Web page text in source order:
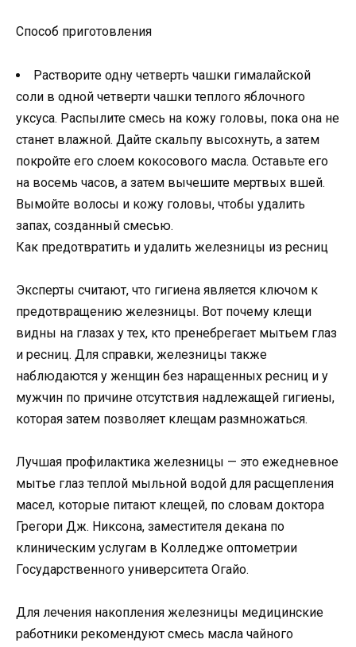
Способ приготовления
Растворите одну четверть чашки гималайской
соли в одной четверти чашки теплого яблочного
уксуса. Распылите смесь на кожу головы, пока она не
станет влажной. Дайте скальпу высохнуть, а затем
покройте его слоем кокосового масла. Оставьте его
на восемь часов, а затем вычешите мертвых вшей.
Вымойте волосы и кожу головы, чтобы удалить
запах, созданный смесью.
Как предотвратить и удалить железницы из ресниц
Эксперты считают, что гигиена является ключом к
предотвращению железницы. Вот почему клещи
видны на глазах у тех, кто пренебрегает мытьем глаз
и ресниц. Для справки, железницы также
наблюдаются у женщин без наращенных ресниц и у
мужчин по причине отсутствия надлежащей гигиены,
которая затем позволяет клещам размножаться.
Лучшая профилактика железницы — это ежедневное
мытье глаз теплой мыльной водой для расщепления
масел, которые питают клещей, по словам доктора
Грегори Дж. Никсона, заместителя декана по
клиническим услугам в Колледже оптометрии
Государственного университета Огайо.
Для лечения накопления железницы медицинские
работники рекомендуют смесь масла чайного